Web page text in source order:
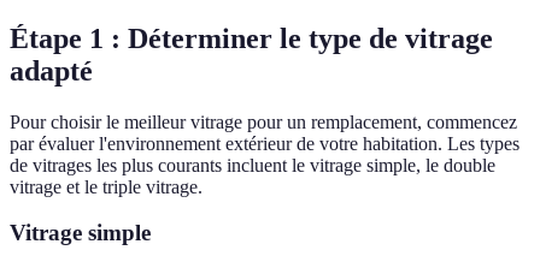
Étape 1 : Déterminer le type de vitrage
adapté
Pour choisir le meilleur vitrage pour un remplacement, commencez
par évaluer l'environnement extérieur de votre habitation. Les types
de vitrages les plus courants incluent le vitrage simple, le double
vitrage et le triple vitrage.
Vitrage simple